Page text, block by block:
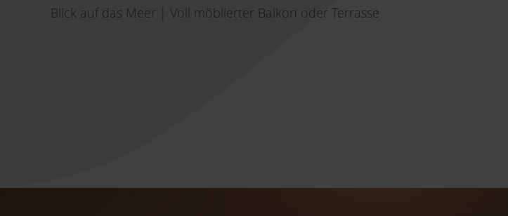
Blick auf das Meer | Voll möblierter Balkon oder Terrasse